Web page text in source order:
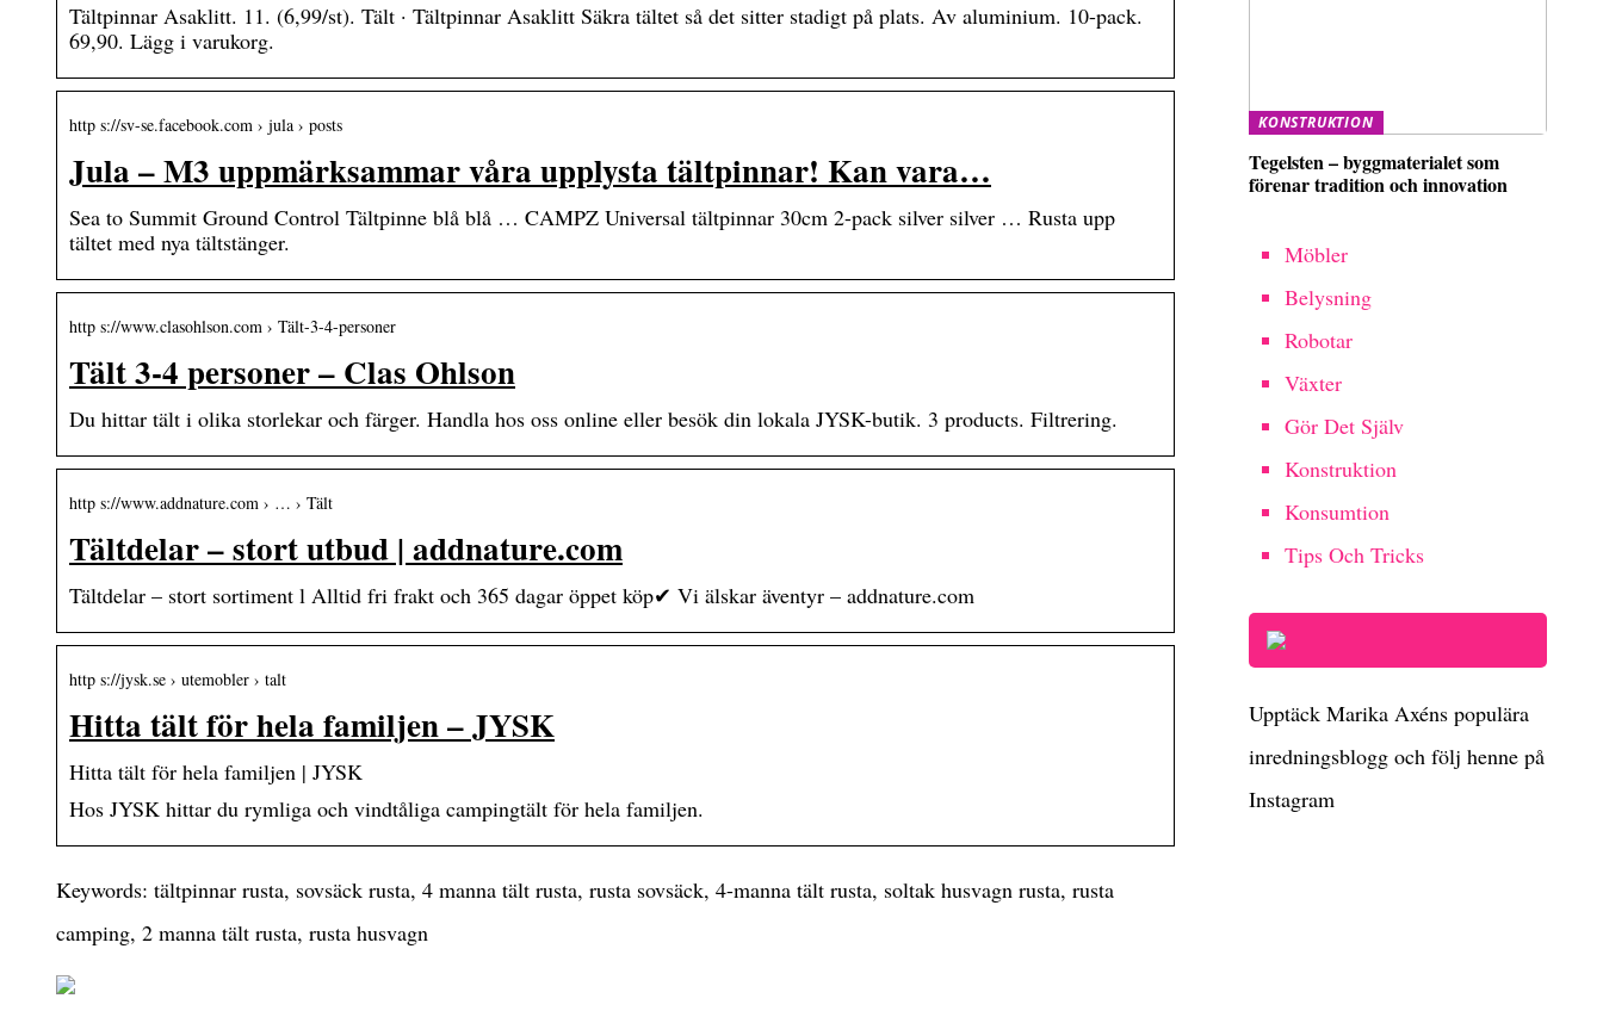
Tältpinnar Asaklitt. 11. (6,99/st). Tält · Tältpinnar Asaklitt Säkra tältet så det sitter stadigt på plats. Av aluminium. 10-pack.
69,90. Lägg i varukorg.
http s://sv-se.facebook.com › jula › posts
Jula – M3 uppmärksammar våra upplysta tältpinnar! Kan vara…
Sea to Summit Ground Control Tältpinne blå blå … CAMPZ Universal tältpinnar 30cm 2-pack silver silver … Rusta upp
tältet med nya tältstänger.
http s://www.clasohlson.com › Tält-3-4-personer
Tält 3-4 personer – Clas Ohlson
Du hittar tält i olika storlekar och färger. Handla hos oss online eller besök din lokala JYSK-butik. 3 products. Filtrering.
http s://www.addnature.com › … › Tält
Tältdelar – stort utbud | addnature.com
Tältdelar – stort sortiment l Alltid fri frakt och 365 dagar öppet köp✔ Vi älskar äventyr – addnature.com
http s://jysk.se › utemobler › talt
Hitta tält för hela familjen – JYSK
Hitta tält för hela familjen | JYSK
Hos JYSK hittar du rymliga och vindtåliga campingtält för hela familjen.
Keywords: tältpinnar rusta, sovsäck rusta, 4 manna tält rusta, rusta sovsäck, 4-manna tält rusta, soltak husvagn rusta, rusta
camping, 2 manna tält rusta, rusta husvagn
KONSTRUKTION
Tegelsten – byggmaterialet som
förenar tradition och innovation
Möbler
Belysning
Robotar
Växter
Gör Det Själv
Konstruktion
Konsumtion
Tips Och Tricks
Upptäck Marika Axéns populära
inredningsblogg och följ henne på
Instagram